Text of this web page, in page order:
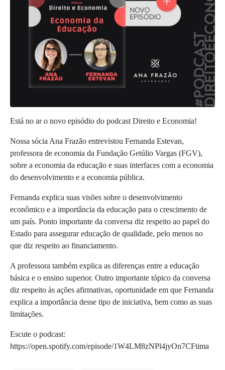
Está no ar o novo episódio do podcast Direito e Economia!
Nossa sócia Ana Frazão entrevistou Fernanda Estevan,
professora de economia da Fundação Getúlio Vargas (FGV),
sobre a economia da educação e suas interfaces com a economia
do desenvolvimento e a economia pública.
Fernanda explica suas visões sobre o desenvolvimento
econômico e a importância da educação para o crescimento de
um país. Ponto importante da conversa diz respeito ao papel do
Estado para assegurar educação de qualidade, pelo menos no
que diz respeito ao financiamento.
A professora também explica as diferenças entre a educação
básica e o ensino superior. Outro importante tópico da conversa
diz respeito às ações afirmativas, oportunidade em que Fernanda
explica a importância desse tipo de iniciativa, bem como as suas
limitações.
Escute o podcast:
https://open.spotify.com/episode/1W4LM8zNPl4jyOn7CFtima